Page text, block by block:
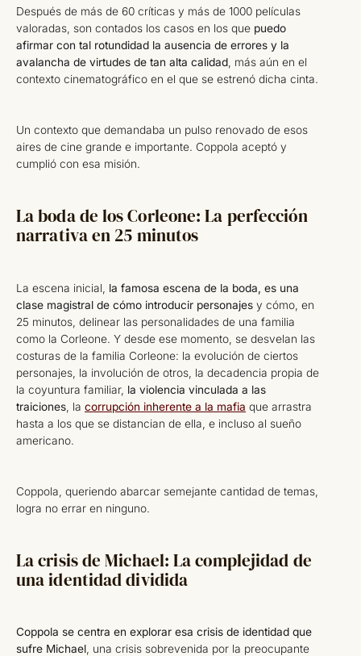
Después de más de 60 críticas y más de 1000 películas
valoradas, son contados los casos en los que puedo
afirmar con tal rotundidad la ausencia de errores y la
avalancha de virtudes de tan alta calidad , más aún en el
contexto cinematográfico en el que se estrenó dicha cinta.
Un contexto que demandaba un pulso renovado de esos
aires de cine grande e importante. Coppola aceptó y
cumplió con esa misión.
La boda de los Corleone: La perfección
narrativa en 25 minutos
La escena inicial,
la famosa escena de la boda, es una
clase magistral de cómo introducir personajes y cómo, en
25 minutos, delinear las personalidades de una familia
como la Corleone. Y desde ese momento, se desvelan las
costuras de la familia Corleone: la evolución de ciertos
personajes, la involución de otros, la decadencia propia de
la coyuntura familiar, la violencia vinculada a las
traiciones , la corrupción inherente a la mafia que arrastra
hasta a los que se distancian de ella, e incluso al sueño
americano.
Coppola, queriendo abarcar semejante cantidad de temas,
logra no errar en ninguno.
La crisis de Michael: La complejidad de
una identidad dividida
Coppola se centra en explorar esa crisis de identidad que
sufre Michael, una crisis sobrevenida por la preocupante